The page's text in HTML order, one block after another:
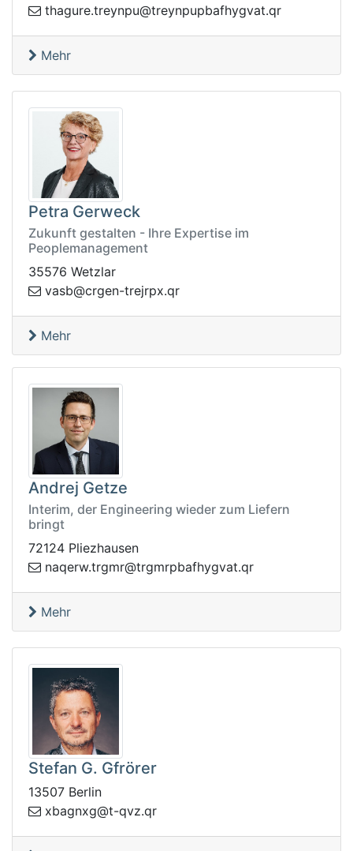
rq.tavgyhfabpupny
ert@upnyert.erugaht
Mehr
Petra Gerweck
Zukunft gestalten - Ihre Expertise im
Peoplemanagement
35576 Wetzlar
rq.xprjert
-negrc@bsav
Mehr
Andrej Getze
Interim, der Engineering wieder zum Liefern
bringt
72124 Pliezhausen
rq.tavgyhfabprmg
rt@rmgrt.wreqan
Mehr
Stefan G. Gfrörer
13507 Berlin
r
q.zvq-t@gxngabx